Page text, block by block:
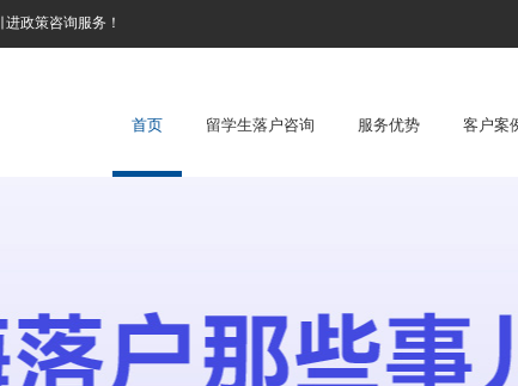
政策咨询服务！
首页 留学生落户咨询 服务优势 客户案